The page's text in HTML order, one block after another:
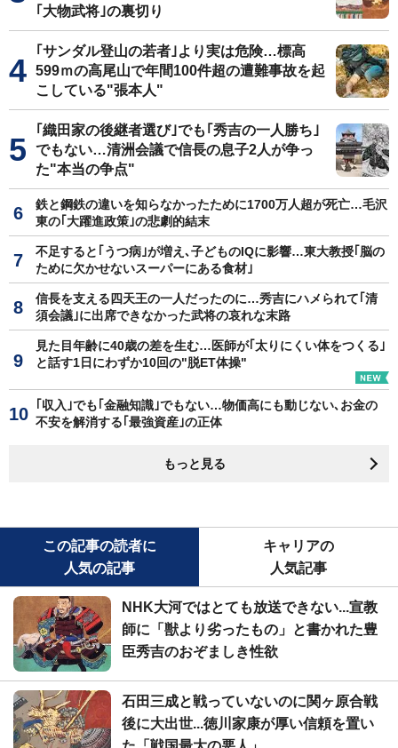
｢大物武将｣の裏切り
｢サンダル登山の若者｣より実は危険…標高
599ｍの高尾山で年間100件超の遭難事故を起
こしている"張本人"
｢織田家の後継者選び｣でも｢秀吉の一人勝ち｣
でもない…清洲会議で信長の息子2人が争っ
た"本当の争点"
鉄と鋼鉄の違いを知らなかったために1700万人超が死亡…毛沢
東の｢大躍進政策｣の悲劇的結末
不足すると｢うつ病｣が増え､子どものIQに影響…東大教授｢脳の
ために欠かせないスーパーにある食材｣
信長を支える四天王の一人だったのに…秀吉にハメられて｢清
須会議｣に出席できなかった武将の哀れな末路
見た目年齢に40歳の差を生む…医師が｢太りにくい体をつくる｣
と話す1日にわずか10回の"脱ET体操"
｢収入｣でも｢金融知識｣でもない…物価高にも動じない､お金の
不安を解消する｢最強資産｣の正体
もっと見る
この記事の読者に
人気の記事
キャリアの
人気記事
NHK大河ではとても放送できない...宣教
師に「獣より劣ったもの」と書かれた豊
臣秀吉のおぞましき性欲
石田三成と戦っていないのに関ヶ原合戦
後に大出世...徳川家康が厚い信頼を置い